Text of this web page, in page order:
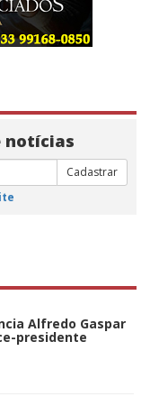
notícias
Cadastrar
Alfredo Gaspar
presidente